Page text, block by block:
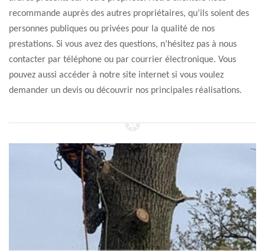
recommande auprès des autres propriétaires, qu’ils soient des
personnes publiques ou privées pour la qualité de nos
prestations. Si vous avez des questions, n’hésitez pas à nous
contacter par téléphone ou par courrier électronique. Vous
pouvez aussi accéder à notre site internet si vous voulez
demander un devis ou découvrir nos principales réalisations.